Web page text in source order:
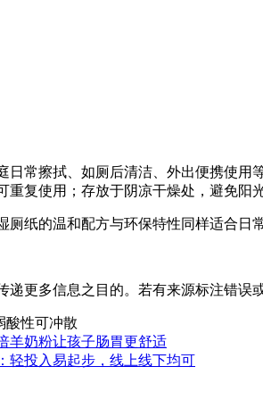
日常擦拭、如厕后清洁、外出便携使
重复使用；存放于阴凉干燥处，避免阳
厕纸的温和配方与环保特性同样适合
递更多信息之目的。若有来源标注错
酸性可冲散
羊奶粉让孩子肠胃更舒适
轻投入易起步，线上线下均可